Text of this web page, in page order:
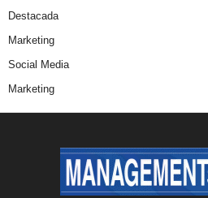
Destacada
Marketing
Social Media
Marketing